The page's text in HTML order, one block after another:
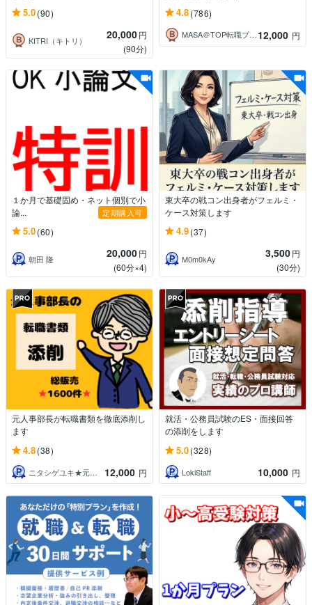
5.0(90)
KITRI（キトリ） 20,000円
(90分)
4.8(786)
MASA＠TOP転職プロフェッショナル 12,000 円
１か月で基礎固め・ネット個別で小
論...
定期購入可
5.0(60)
朝田 隆 20,000円
(60分×4)
東大卒の戦コン出身者がフェルミ・
ケース対策します
4.9(37)
M0m0kAy 3,500円
(30分)
元人事部長が転職書類を徹底添削し
ます
4.8(38)
ニタシゲユキ★元人事部長の就活・転職支援 12,000 円
就活・公務員試験のES・面接回答
の添削をします
5.0(328)
LokiStaff 10,000 円